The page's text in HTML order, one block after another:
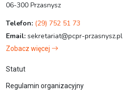
06-300 Przasnysz
Telefon: (29) 752 51 73
Email: sekretariat@pcpr-przasnysz.pl
Zobacz więcej
Statut
Regulamin organizacyjny